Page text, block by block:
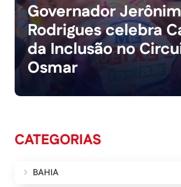
Governador
Rodrigues celebra
da Inclusão no
Osmar
CATEGORIAS
BAHIA